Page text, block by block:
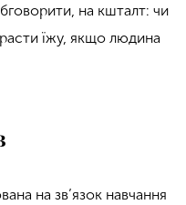
на кшталт: чи
їжу, якщо людина
на зв’язок навчання